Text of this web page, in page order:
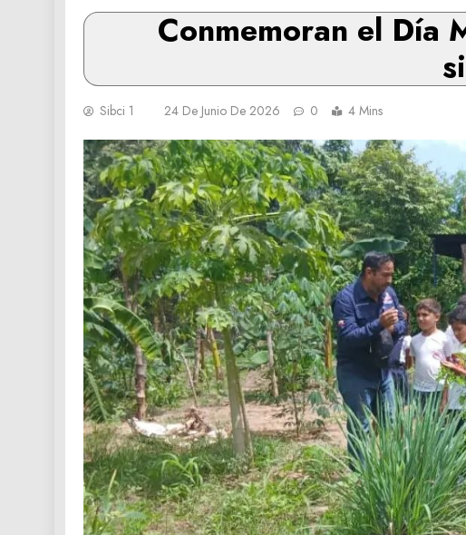
Conmemoran el Día
Sibci 1 24 De Junio De 2026 0 4 Mins